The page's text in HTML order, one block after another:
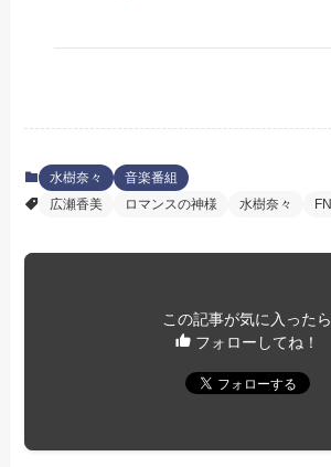
水樹奈々
音楽番組
広瀬香美
ロマンスの神様 水樹奈々
この記事が気に入ったら
フォローしてね！